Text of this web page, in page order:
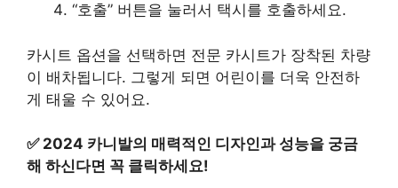
“호출” 버튼을 눌러서 택시를 호출하세요.
카시트 옵션을 선택하면 전문 카시트가 장착된 차량
이 배차됩니다. 그렇게 되면 어린이를 더욱 안전하
게 태울 수 있어요.
✅ 2024 카니발의 매력적인 디자인과 성능을 궁금
해 하신다면 꼭 클릭하세요!